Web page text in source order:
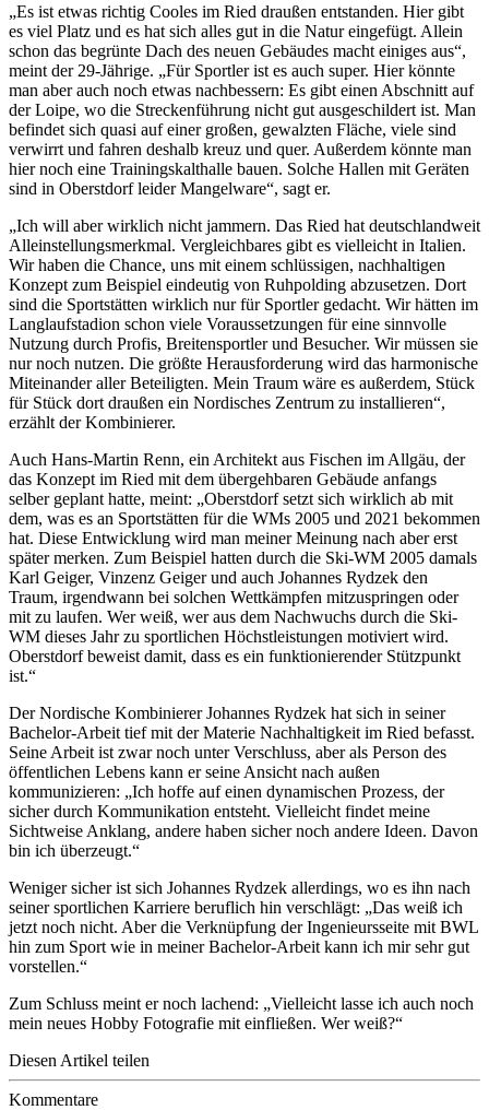
„Es ist etwas richtig Cooles im Ried draußen entstanden. Hier gibt
es viel Platz und es hat sich alles gut in die Natur eingefügt. Allein
schon das begrünte Dach des neuen Gebäudes macht einiges aus“,
meint der 29-Jährige. „Für Sportler ist es auch super. Hier könnte
man aber auch noch etwas nachbessern: Es gibt einen Abschnitt auf
der Loipe, wo die Streckenführung nicht gut ausgeschildert ist. Man
befindet sich quasi auf einer großen, gewalzten Fläche, viele sind
verwirrt und fahren deshalb kreuz und quer. Außerdem könnte man
hier noch eine Trainingskalthalle bauen. Solche Hallen mit Geräten
sind in Oberstdorf leider Mangelware“, sagt er.
„Ich will aber wirklich nicht jammern. Das Ried hat deutschlandweit
Alleinstellungsmerkmal. Vergleichbares gibt es vielleicht in Italien.
Wir haben die Chance, uns mit einem schlüssigen, nachhaltigen
Konzept zum Beispiel eindeutig von Ruhpolding abzusetzen. Dort
sind die Sportstätten wirklich nur für Sportler gedacht. Wir hätten im
Langlaufstadion schon viele Voraussetzungen für eine sinnvolle
Nutzung durch Profis, Breitensportler und Besucher. Wir müssen sie
nur noch nutzen. Die größte Herausforderung wird das harmonische
Miteinander aller Beteiligten. Mein Traum wäre es außerdem, Stück
für Stück dort draußen ein Nordisches Zentrum zu installieren“,
erzählt der Kombinierer.
Auch Hans-Martin Renn, ein Architekt aus Fischen im Allgäu, der
das Konzept im Ried mit dem übergehbaren Gebäude anfangs
selber geplant hatte, meint: „Oberstdorf setzt sich wirklich ab mit
dem, was es an Sportstätten für die WMs 2005 und 2021 bekommen
hat. Diese Entwicklung wird man meiner Meinung nach aber erst
später merken. Zum Beispiel hatten durch die Ski-WM 2005 damals
Karl Geiger, Vinzenz Geiger und auch Johannes Rydzek den
Traum, irgendwann bei solchen Wettkämpfen mitzuspringen oder
mit zu laufen. Wer weiß, wer aus dem Nachwuchs durch die Ski-
WM dieses Jahr zu sportlichen Höchstleistungen motiviert wird.
Oberstdorf beweist damit, dass es ein funktionierender Stützpunkt
ist.“
Der Nordische Kombinierer Johannes Rydzek hat sich in seiner
Bachelor-Arbeit tief mit der Materie Nachhaltigkeit im Ried befasst.
Seine Arbeit ist zwar noch unter Verschluss, aber als Person des
öffentlichen Lebens kann er seine Ansicht nach außen
kommunizieren: „Ich hoffe auf einen dynamischen Prozess, der
sicher durch Kommunikation entsteht. Vielleicht findet meine
Sichtweise Anklang, andere haben sicher noch andere Ideen. Davon
bin ich überzeugt.“
Weniger sicher ist sich Johannes Rydzek allerdings, wo es ihn nach
seiner sportlichen Karriere beruflich hin verschlägt: „Das weiß ich
jetzt noch nicht. Aber die Verknüpfung der Ingenieursseite mit BWL
hin zum Sport wie in meiner Bachelor-Arbeit kann ich mir sehr gut
vorstellen.“
Zum Schluss meint er noch lachend: „Vielleicht lasse ich auch noch
mein neues Hobby Fotografie mit einfließen. Wer weiß?“
Diesen Artikel teilen
Kommentare